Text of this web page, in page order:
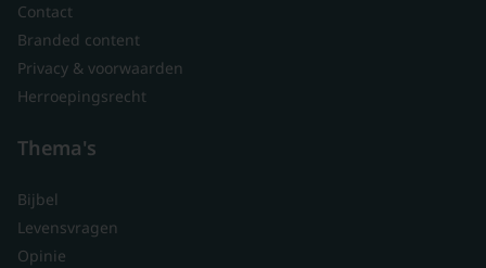
Contact
Branded content
Privacy & voorwaarden
Herroepingsrecht
Thema's
Bijbel
Levensvragen
Opinie